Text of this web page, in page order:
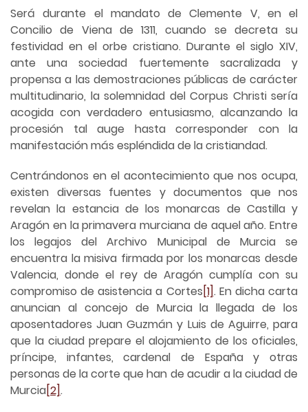
Será durante el mandato de Clemente V, en el
Concilio de Viena de 1311, cuando se decreta su
festividad en el orbe cristiano. Durante el siglo XIV,
ante una sociedad fuertemente sacralizada y
propensa a las demostraciones públicas de carácter
multitudinario, la solemnidad del Corpus Christi sería
acogida con verdadero entusiasmo, alcanzando la
procesión tal auge hasta corresponder con la
manifestación más espléndida de la cristiandad.
Centrándonos en el acontecimiento que nos ocupa,
existen diversas fuentes y documentos que nos
revelan la estancia de los monarcas de Castilla y
Aragón en la primavera murciana de aquel año. Entre
los legajos del Archivo Municipal de Murcia se
encuentra la misiva firmada por los monarcas desde
Valencia, donde el rey de Aragón cumplía con su
compromiso de asistencia a Cortes[1]. En dicha carta
anuncian al concejo de Murcia la llegada de los
aposentadores Juan Guzmán y Luis de Aguirre, para
que la ciudad prepare el alojamiento de los oficiales,
príncipe, infantes, cardenal de España y otras
personas de la corte que han de acudir a la ciudad de
Murcia[2].